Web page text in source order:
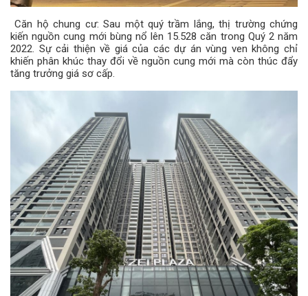
Căn hộ chung cư: Sau một quý trầm lắng, thị trường chứng
kiến ​​nguồn cung mới bùng nổ lên 15.528 căn trong Quý 2 năm
2022. Sự cải thiện về giá của các dự án vùng ven không chỉ
khiến phân khúc thay đổi về nguồn cung mới mà còn thúc đẩy
tăng trưởng giá sơ cấp.